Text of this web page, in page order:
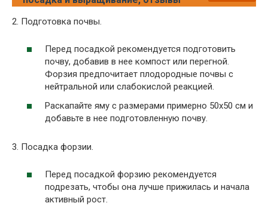
2. Подготовка почвы.
Перед посадкой рекомендуется подготовить
почву, добавив в нее компост или перегной.
Форзия предпочитает плодородные почвы с
нейтральной или слабокислой реакцией.
Раскапайте яму с размерами примерно 50х50 см и
добавьте в нее подготовленную почву.
3. Посадка форзии.
Перед посадкой форзию рекомендуется
подрезать, чтобы она лучше прижилась и начала
активный рост.